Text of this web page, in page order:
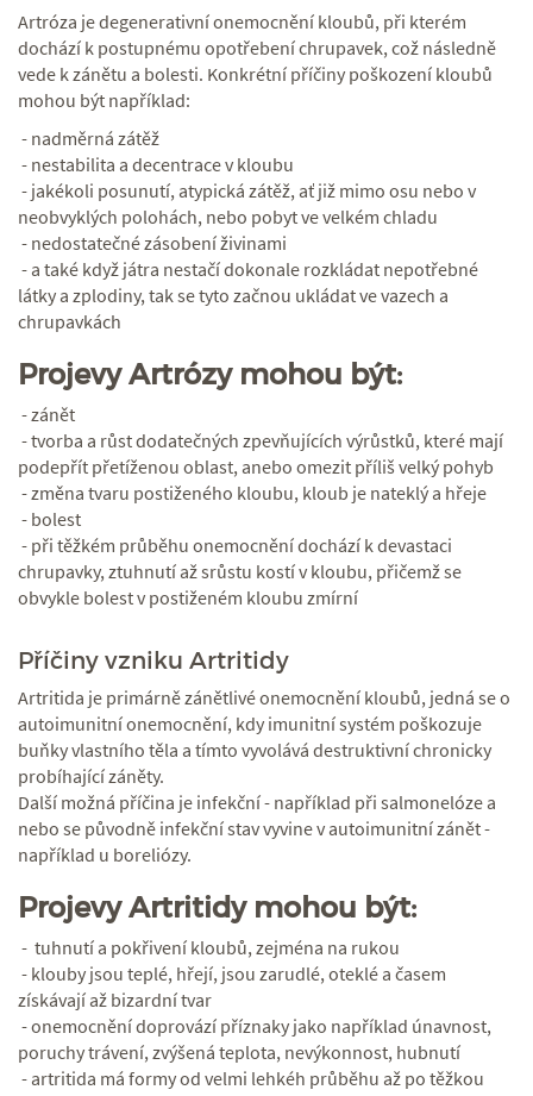
Artróza je degenerativní onemocnění kloubů, při kterém
dochází k postupnému opotřebení chrupavek, což následně
vede k zánětu a bolesti. Konkrétní příčiny poškození kloubů
mohou být například:
- nadměrná zátěž
- nestabilita a decentrace v kloubu
- jakékoli posunutí, atypická zátěž, ať již mimo osu nebo v
neobvyklých polohách, nebo pobyt ve velkém chladu
- nedostatečné zásobení živinami
- a také když játra nestačí dokonale rozkládat nepotřebné
látky a zplodiny, tak se tyto začnou ukládat ve vazech a
chrupavkách
Projevy Artrózy mohou být:
- zánět
- tvorba a růst dodatečných zpevňujících výrůstků, které mají
podepřít přetíženou oblast, anebo omezit příliš velký pohyb
- změna tvaru postiženého kloubu, kloub je nateklý a hřeje
- bolest
- při těžkém průběhu onemocnění dochází k devastaci
chrupavky, ztuhnutí až srůstu kostí v kloubu, přičemž se
obvykle bolest v postiženém kloubu zmírní
Příčiny vzniku Artritidy
Artritida je primárně zánětlivé onemocnění kloubů, jedná se o
autoimunitní onemocnění, kdy imunitní systém poškozuje
buňky vlastního těla a tímto vyvolává destruktivní chronicky
probíhající záněty.
Další možná příčina je infekční - například při salmonelóze a
nebo se původně infekční stav vyvine v autoimunitní zánět -
například u boreliózy.
Projevy Artritidy mohou být:
- tuhnutí a pokřivení kloubů, zejména na rukou
- klouby jsou teplé, hřejí, jsou zarudlé, oteklé a časem
získávají až bizardní tvar
- onemocnění doprovází příznaky jako například únavnost,
poruchy trávení, zvýšená teplota, nevýkonnost, hubnutí
- artritida má formy od velmi lehkéh průběhu až po těžkou